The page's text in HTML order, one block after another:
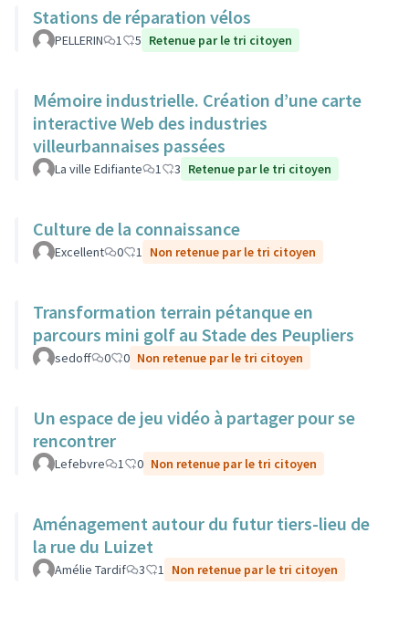
Stations de réparation vélos
PELLERIN 1 5 Retenue par le tri citoyen
Mémoire industrielle. Création d’une carte
interactive Web des industries
villeurbannaises passées
La ville Edifiante 1 3 Retenue par le tri citoyen
Culture de la connaissance
Excellent 0 1 Non retenue par le tri citoyen
Transformation terrain pétanque en
parcours mini golf au Stade des Peupliers
sedoff 0 0 Non retenue par le tri citoyen
Un espace de jeu vidéo à partager pour se
rencontrer
Lefebvre 1 0 Non retenue par le tri citoyen
Aménagement autour du futur tiers-lieu de
la rue du Luizet
Amélie Tardif 3 1 Non retenue par le tri citoyen